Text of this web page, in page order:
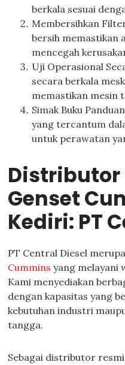
berkala sesuai
Membersihkan
bersih memastikan
mencegah
Uji Operasional
secara berkala
memastikan mesin
Simak Buku
yang tercantum
untuk perawatan
Distributor
Genset
Kediri: PT
PT Central Diesel
Cummins yang melayani
Kami menyediakan
dengan kapasitas yang
kebutuhan industri
tangga.
Sebagai distributor